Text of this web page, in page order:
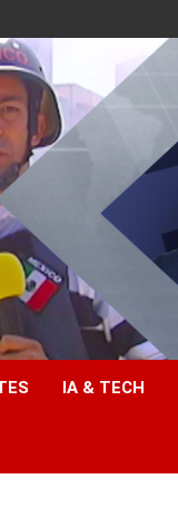
IA & TECH